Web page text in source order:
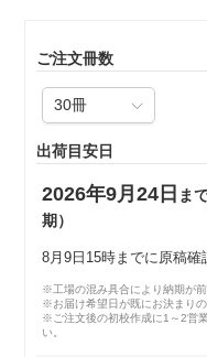
ご注文冊数
出荷目安日
2026年9月24日 ま
期）
8月9日15時までに原稿
※工場の混み具合により納期が前
※お届け希望日が既にお決まり
※ご注文後の初校作成に1～2営
い。